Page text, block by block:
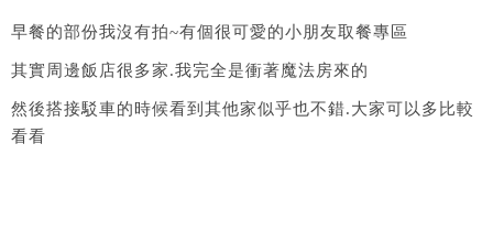
早餐的部份我沒有拍~有個很可愛的小朋友取餐專區
其實周邊飯店很多家.我完全是衝著魔法房來的
然後搭接駁車的時候看到其他家似乎也不錯.大家可以多比較
看看